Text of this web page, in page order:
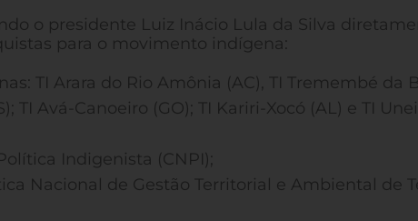
o presidente Luiz Inácio Lula da Silva
para o movimento indígena:
TI Arara do Rio Amônia (AC), TI Tremembé da
TI Avá-Canoeiro (GO); TI Kariri-Xocó (AL) e TI
Indigenista (CNPI);
Nacional de Gestão Territorial e Ambiental de